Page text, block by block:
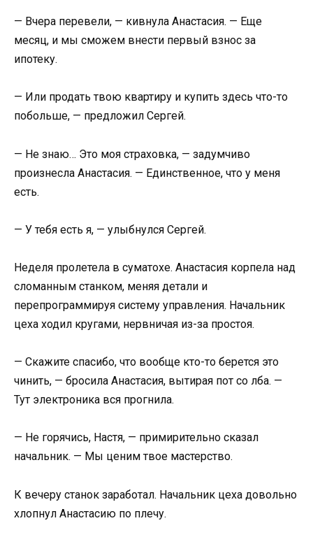
— Вчера перевели, — кивнула Анастасия. — Еще
месяц, и мы сможем внести первый взнос за
ипотеку.
— Или продать твою квартиру и купить здесь что-то
побольше, — предложил Сергей.
— Не знаю… Это моя страховка, — задумчиво
произнесла Анастасия. — Единственное, что у меня
есть.
— У тебя есть я, — улыбнулся Сергей.
Неделя пролетела в суматохе. Анастасия корпела над
сломанным станком, меняя детали и
перепрограммируя систему управления. Начальник
цеха ходил кругами, нервничая из-за простоя.
— Скажите спасибо, что вообще кто-то берется это
чинить, — бросила Анастасия, вытирая пот со лба. —
Тут электроника вся прогнила.
— Не горячись, Настя, — примирительно сказал
начальник. — Мы ценим твое мастерство.
К вечеру станок заработал. Начальник цеха довольно
хлопнул Анастасию по плечу.